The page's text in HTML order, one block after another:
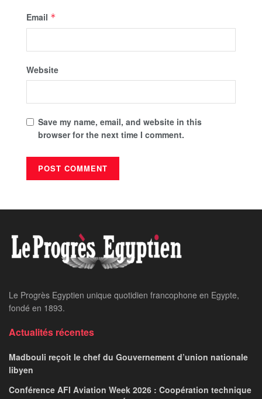
Email *
Website
Save my name, email, and website in this
browser for the next time I comment.
Le Progrès Egyptien unique quotidien francophone en Egypte,
fondé en 1893.
Actualités récentes
Madbouli reçoit le chef du Gouvernement d’union nationale
libyen
Conférence AFI Aviation Week 2026 : Coopération technique